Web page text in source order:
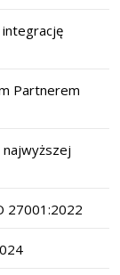
integrację
Partnerem
najwyższej
27001:2022